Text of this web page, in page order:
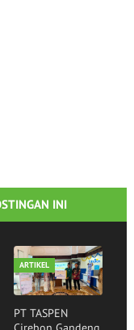
INI
ARTIKEL
PT TASPEN